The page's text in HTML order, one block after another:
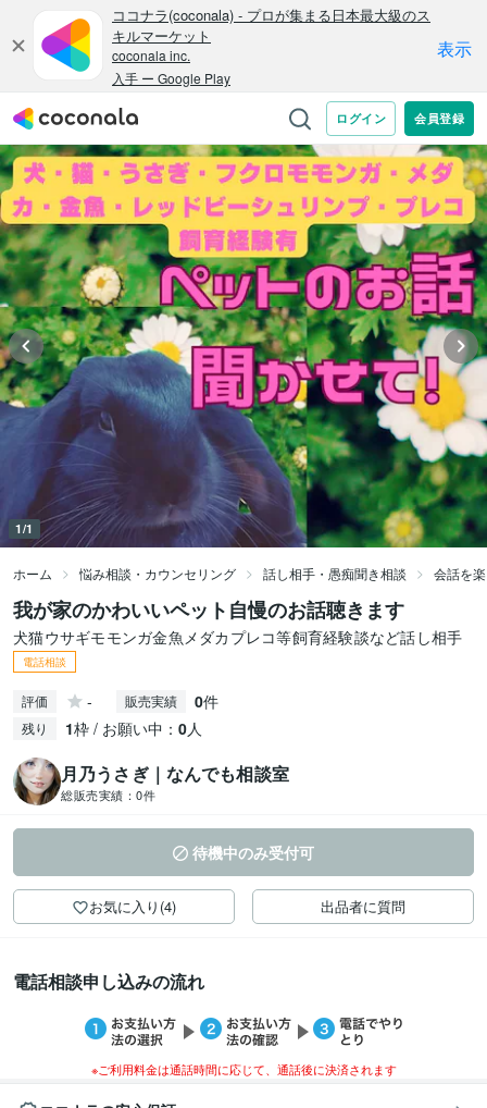
1/1
ホーム 悩み相談・カウンセリング 話し相手・愚痴聞き相談 会話を
我が家のかわいいペット自慢のお話聴きます
犬猫ウサギモモンガ金魚メダカプレコ等飼育経験談など話し相手
電話相談
評価 - 販売実績 0件
残り 1枠 / お願い中： 0人
月乃うさぎ｜なんでも相談室
総販売実績： 0件
待機中のみ受付可
お気に入り(4) 出品者に質問
電話相談申し込みの流れ
※ご利用料金は通話時間に応じて、通話後に決済されます